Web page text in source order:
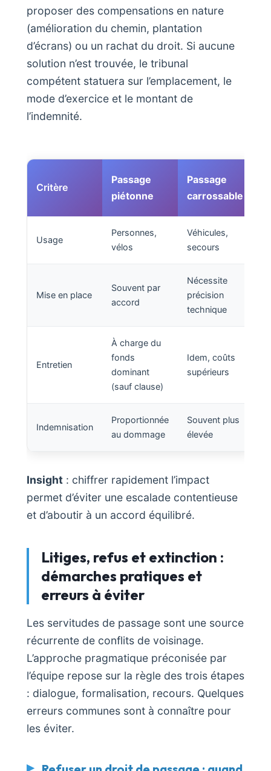
proposer des compensations en nature
(amélioration du chemin, plantation
d’écrans) ou un rachat du droit. Si aucune
solution n’est trouvée, le tribunal
compétent statuera sur l’emplacement, le
mode d’exercice et le montant de
l’indemnité.
Critère
Passage
piétonne
Passage
carrossable
Usage
Personnes,
vélos
Véhicules,
secours
Mise en place
Souvent par
accord
Nécessite
précision
technique
Entretien
À charge du
fonds
dominant
(sauf clause)
Idem, coûts
supérieurs
Indemnisation
Proportionnée
au dommage
Souvent plus
élevée
Insight : chiffrer rapidement l’impact
permet d’éviter une escalade contentieuse
et d’aboutir à un accord équilibré.
Litiges, refus et extinction :
démarches pratiques et
erreurs à éviter
Les servitudes de passage sont une source
récurrente de conflits de voisinage.
L’approche pragmatique préconisée par
l’équipe repose sur la règle des trois étapes
: dialogue, formalisation, recours. Quelques
erreurs communes sont à connaître pour
les éviter.